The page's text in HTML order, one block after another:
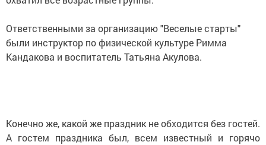
Ответственными за организацию "Веселые старты"
были инструктор по физической культуре Римма
Кандакова и воспитатель Татьяна Акулова.
Конечно же, какой же праздник не обходится без гостей.
А гостем праздника был, всем известный и горячо